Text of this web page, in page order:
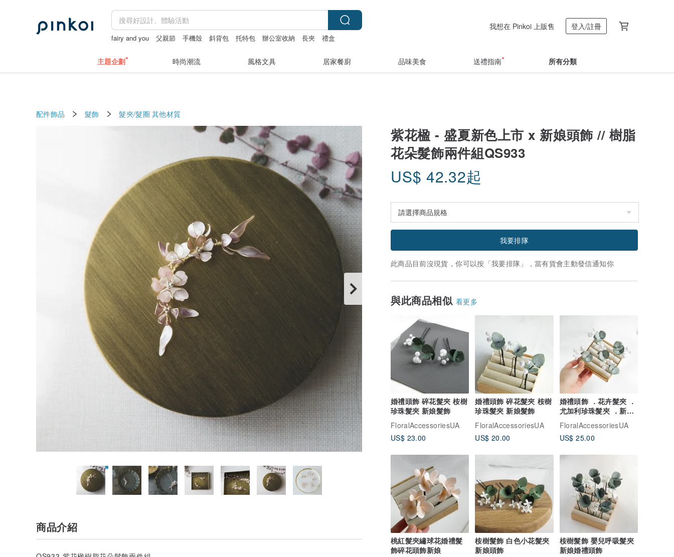
fairy and you 父親節 手機殼 斜背包 托特包 辦公室收納 長夾 禮盒
我想在 Pinkoi 上販售 登入/註冊
主題企劃 時尚潮流 風格文具 居家餐廚 品味美食 送禮指南 所有分類
配件飾品 髮飾 髮夾/髮圈 其他材質
紫花楹 - 盛夏新色上市 x 新娘頭飾 // 樹脂
花朵髮飾兩件組QS933
US$ 42.32起
我要排隊
此商品目前沒現貨，你可以按「我要排隊」，當有貨會主動發信通知你
與此商品相似 看更多
婚禮頭飾 碎花髮夾 桉樹
珍珠髮夾 新娘髮飾
FloralAccessoriesUA
US$ 23.00
婚禮頭飾 碎花髮夾 桉樹
珍珠髮夾 新娘髮飾
FloralAccessoriesUA
US$ 20.00
婚禮頭飾 ．花卉髮夾 ．
尤加利珍珠髮夾 ．新娘
髮飾
FloralAccessoriesUA
US$ 25.00
桃紅髮夾繡球花婚禮髮
飾碎花頭飾新娘
桉樹髮飾 白色小花髮夾
新娘頭飾
桉樹髮飾 嬰兒呼吸髮夾
新娘婚禮頭飾
商品介紹